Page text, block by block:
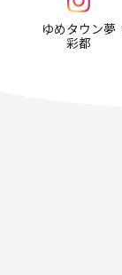
ゆめタウン夢
彩都